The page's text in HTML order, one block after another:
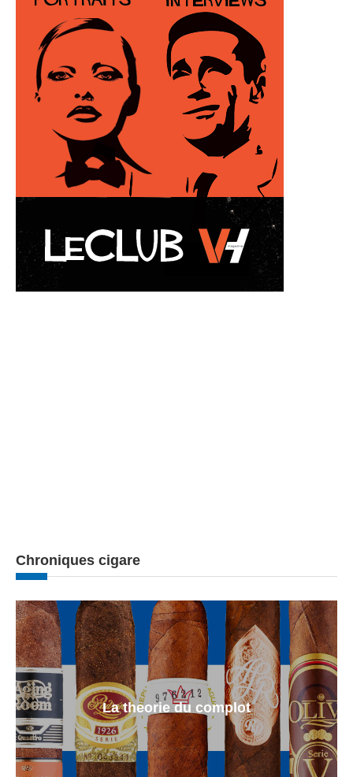
Chroniques cigare
La theorie du complot